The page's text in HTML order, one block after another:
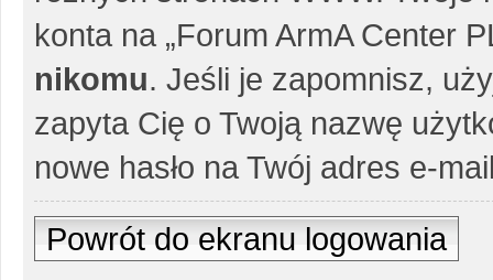
konta na „Forum ArmA Center
nikomu. Jeśli je zapomnisz,
zapyta Cię o Twoją nazwę
nowe hasło na Twój adres e-
Powrót do ekranu logowania